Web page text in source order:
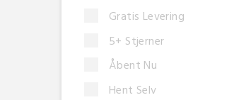
Gratis Levering
5+ Stjerner
Åbent Nu
Hent Selv